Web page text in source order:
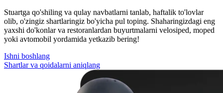
Stuartga qo'shiling va qulay navbatlarni tanlab, haftalik to'lovlar
olib, o'zingiz shartlaringiz bo'yicha pul toping. Shaharingizdagi eng
yaxshi do'konlar va restoranlardan buyurtmalarni velosiped, moped
yoki avtomobil yordamida yetkazib bering!
Ishni boshlang
Shartlar va qoidalarni aniqlang